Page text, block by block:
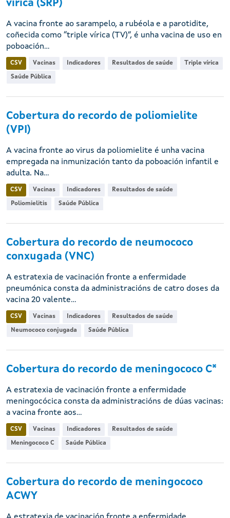
vírica (SRP)
A vacina fronte ao sarampelo, a rubéola e a parotidite,
coñecida como “triple vírica (TV)”, é unha vacina de uso en
poboación...
CSV Vacinas Indicadores Resultados de saúde Triple vírica
Saúde Pública
Cobertura do recordo de poliomielite
(VPI)
A vacina fronte ao virus da poliomielite é unha vacina
empregada na inmunización tanto da poboación infantil e
adulta. Na...
CSV Vacinas Indicadores Resultados de saúde
Poliomielitis Saúde Pública
Cobertura do recordo de neumococo
conxugada (VNC)
A estratexia de vacinación fronte a enfermidade
pneumónica consta da administracións de catro doses da
vacina 20 valente...
CSV Vacinas Indicadores Resultados de saúde
Neumococo conjugada Saúde Pública
Cobertura do recordo de meningococo C*
A estratexia de vacinación fronte a enfermidade
meningocócica consta da administracións de dúas vacinas:
a vacina fronte aos...
CSV Vacinas Indicadores Resultados de saúde
Meningococo C Saúde Pública
Cobertura do recordo de meningococo
ACWY